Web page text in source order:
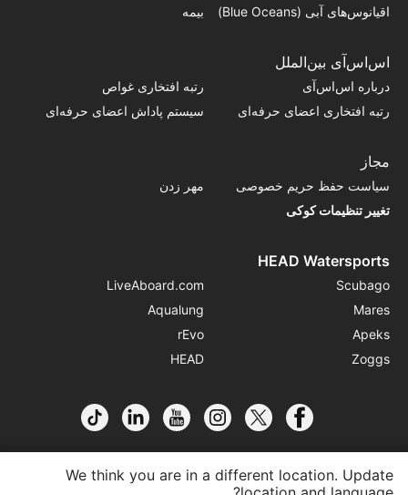
اقیانوس‌های آبی (Blue Oceans)
بیمه
اس‌اس‌آی بین‌الملل
درباره اس‌اس‌آی
رتبه افتخاری غواص
رتبه افتخاری اعضای حرفه‌ای
سیستم پاداش اعضای حرفه‌ای
مجاز
سیاست حفظ حریم خصوصی
مهر زدن
تغییر تنظیمات کوکی
HEAD Watersports
Scubago
LiveAboard.com
Mares
Aqualung
Apeks
rEvo
Zoggs
HEAD
We think you are in a different location. Update